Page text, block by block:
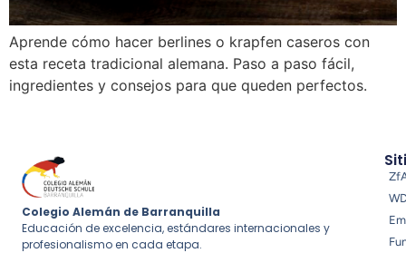
Aprende cómo hacer berlines o krapfen caseros con
esta receta tradicional alemana. Paso a paso fácil,
ingredientes y consejos para que queden perfectos.
Colegio Alemán de Barranquilla
Educación de excelencia, estándares internacionales y
profesionalismo en cada etapa.